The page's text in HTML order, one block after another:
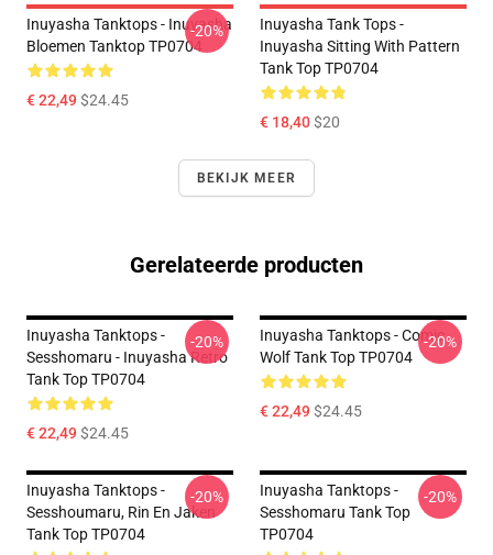
Inuyasha Tanktops - Inuyasha
Bloemen Tanktop TP0704
€ 22,49$24.45
-20%
Inuyasha Tank Tops -
Inuyasha Sitting With Pattern
Tank Top TP0704
€ 18,40$20
BEKIJK MEER
Gerelateerde producten
Inuyasha Tanktops -
Sesshomaru - Inuyasha Retro
Tank Top TP0704
€ 22,49$24.45
-20%
Inuyasha Tanktops - Comic
Wolf Tank Top TP0704
€ 22,49$24.45
-20%
Inuyasha Tanktops -
Sesshoumaru, Rin En Jaken
Tank Top TP0704
-20%
Inuyasha Tanktops -
Sesshomaru Tank Top
TP0704
-20%